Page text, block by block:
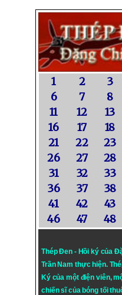
1 2 3
6
7 8
11
12 13
16
17 18
21
22 23
26
27 28
31
32 33
36
37 38
41
42 43
46
47 48
Thép Đen - Hồi ký của
Trần Nam thực hiện.
Ký của một điện viên,
chiến sĩ của bóng tối